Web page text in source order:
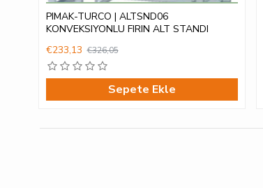
PIMAK-TURCO | ALTSND06
KONVEKSIYONLU FIRIN ALT STANDI
€233,13 €326,05
Sepete Ekle